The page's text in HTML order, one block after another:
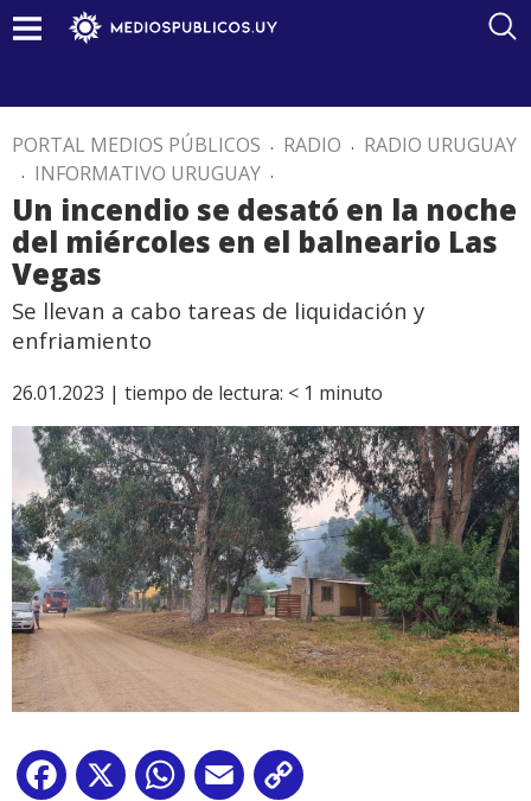
PORTAL MEDIOS PÚBLICOS . RADIO . RADIO URUGUAY
. INFORMATIVO URUGUAY .
Un incendio se desató en la noche
del miércoles en el balneario Las
Vegas
Se llevan a cabo tareas de liquidación y
enfriamiento
26.01.2023 | tiempo de lectura: < 1 minuto
Facebook
X WhatsApp
Email